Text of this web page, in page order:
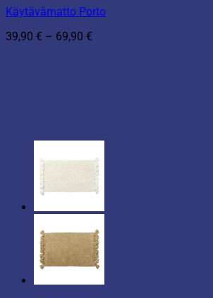
Käytävämatto Porto
39,90 € – 69,90 €